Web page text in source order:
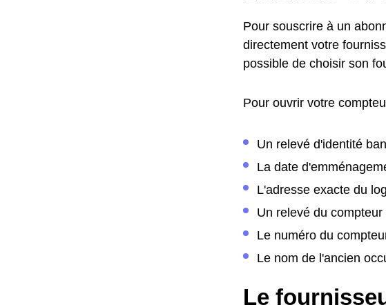
Pour souscrire à un
directement votre
possible de choisir son
Pour ouvrir votre
Un relevé d'identité
La date
L'adresse exacte du
Un relevé du compteur
Le numéro du
Le nom de l'ancien
Le